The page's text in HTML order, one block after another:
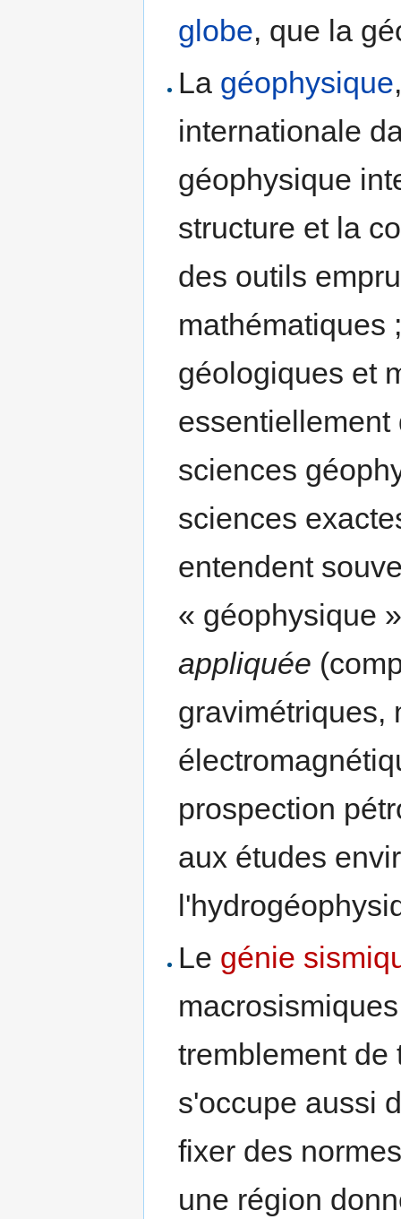
globe, que la
La géophysique
internationale
géophysique
structure et la
des outils
mathématiques
géologiques et
sciences
sciences
entendent
« géophysique
appliquée
gravimétriques,
prospection
aux études
Le génie
tremblement de
s'occupe aussi
fixer des
une région